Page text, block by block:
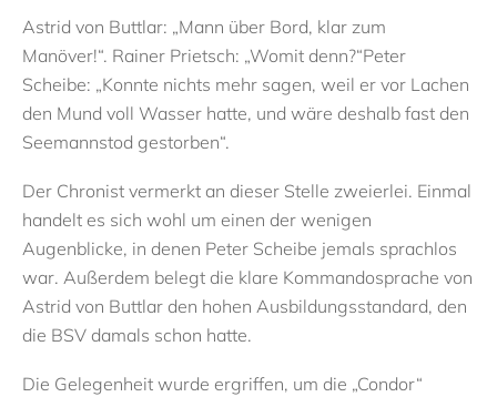
Astrid von Buttlar: „Mann über Bord, klar zum
Manöver!“. Rainer Prietsch: „Womit denn?“Peter
Scheibe: „Konnte nichts mehr sagen, weil er vor Lachen
den Mund voll Wasser hatte, und wäre deshalb fast den
Seemannstod gestorben“.
Der Chronist vermerkt an dieser Stelle zweierlei. Einmal
handelt es sich wohl um einen der wenigen
Augenblicke, in denen Peter Scheibe jemals sprachlos
war. Außerdem belegt die klare Kommandosprache von
Astrid von Buttlar den hohen Ausbildungsstandard, den
die BSV damals schon hatte.
Die Gelegenheit wurde ergriffen, um die „Condor“